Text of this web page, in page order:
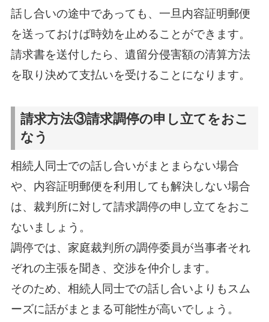
話し合いの途中であっても、一旦内容証明郵便
を送っておけば時効を止めることができます。
請求書を送付したら、遺留分侵害額の清算方法
を取り決めて支払いを受けることになります。
請求方法③請求調停の申し立てをおこ
なう
相続人同士での話し合いがまとまらない場合
や、内容証明郵便を利用しても解決しない場合
は、裁判所に対して請求調停の申し立てをおこ
ないましょう。
調停では、家庭裁判所の調停委員が当事者それ
ぞれの主張を聞き、交渉を仲介します。
そのため、相続人同士での話し合いよりもスム
ーズに話がまとまる可能性が高いでしょう。